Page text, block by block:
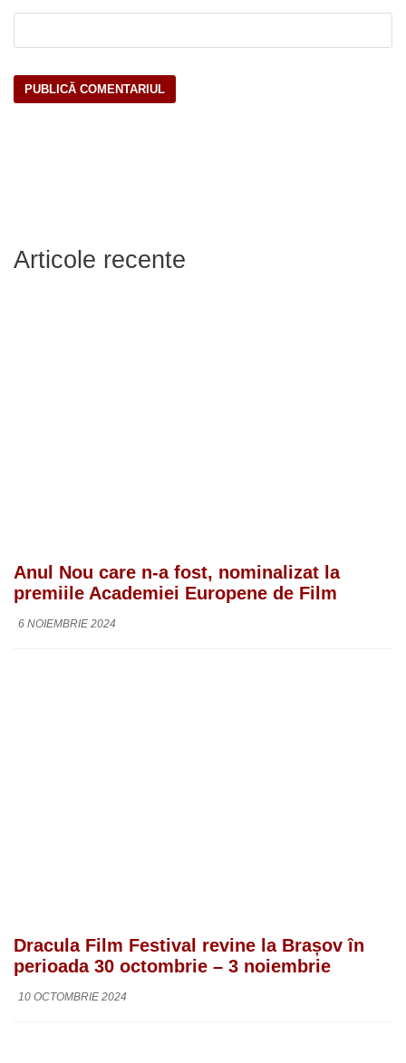
Articole recente
Anul Nou care n-a fost, nominalizat la
premiile Academiei Europene de Film
6 NOIEMBRIE 2024
Dracula Film Festival revine la Brașov în
perioada 30 octombrie – 3 noiembrie
10 OCTOMBRIE 2024